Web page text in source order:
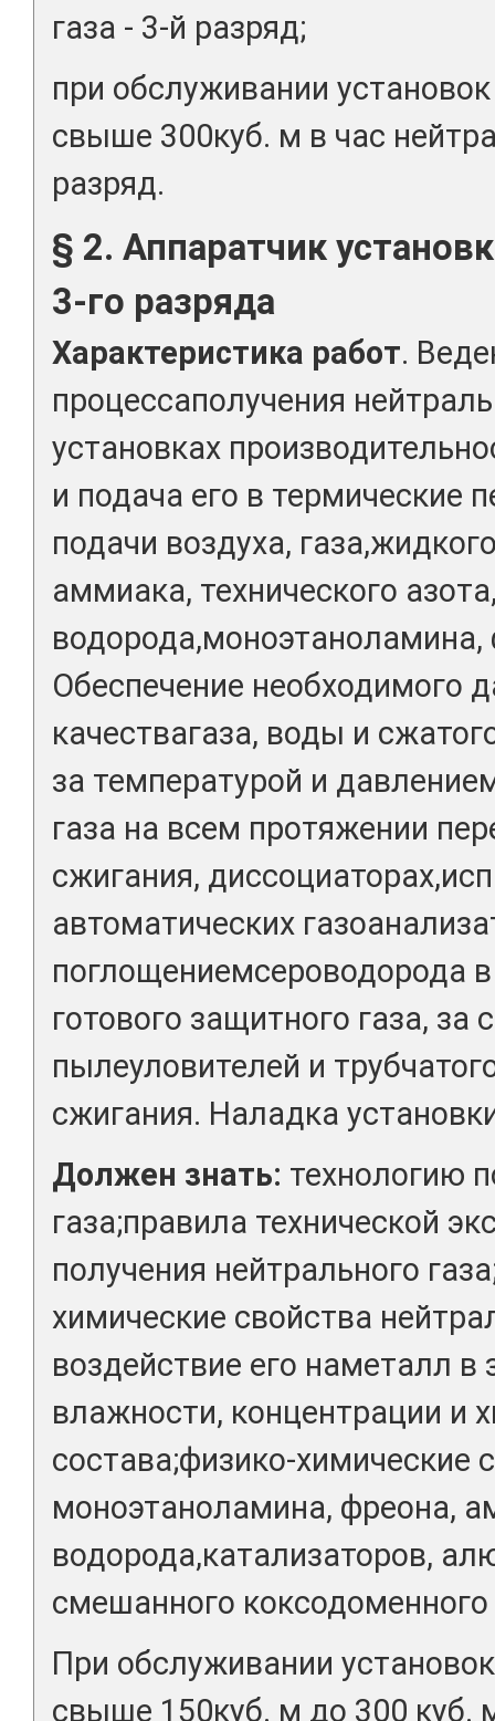
газа - 3-й разряд;
при обслуживании
свыше 300куб. м в час
разряд.
§ 2. Аппаратчик
3-го разряда
Характеристика работ.
процессаполучения
установках
и подача его в термические
подачи воздуха,
аммиака, технического
водорода,моноэтаноламина,
Обеспечение необходимого
качествагаза, воды и
за температурой и
газа на всем протяжении
сжигания,
автоматических
поглощениемсероводорода
готового защитного газа, за
пылеуловителей и
сжигания. Наладка
Должен знать: технологию
газа;правила технической
получения нейтрального
химические свойства
воздействие его наметалл в
влажности, концентрации и
состава;физико-химические
моноэтаноламина, фреона,
водорода,катализаторов,
смешанного коксодоменного
При обслуживании
свыше 150куб. м до 300 куб.